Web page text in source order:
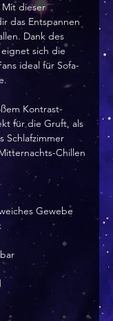
Mit dieser
das Entspannen
Dank des
sich die
ideal für Sofa-
Kontrast-
für die Gruft, als
Schlafzimmer
Chillen
Gewebe